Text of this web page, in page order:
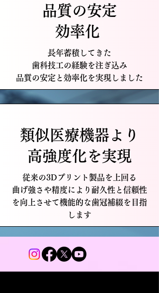
品質の安定
効率化
長年蓄積してきた
歯科技工の経験を注ぎ込み
品質の安定と効率化を実現しました
類似医療機器より
高強度化を実現
従来の3Dプリント製品を 上回る
曲げ強さや​精度により 耐久性と信頼性
を向上させて機能的な歯冠補綴を目指
します